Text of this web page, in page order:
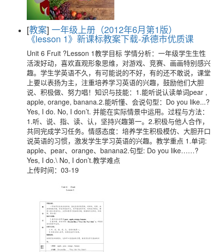
[教案] 一年级上册（2012年6月第1版）
《lesson 1》新课标教案下载-承德市优质课
Unit 6 Fruit ?Lesson 1教学目标 学情分析：一年级学生生性
活泼好动，喜欢直观形象思维，对游戏、竞赛、画画特别感兴
趣。学生学英语不久，有可能说的不好，有的还不敢说，课堂
上要以表扬为主，注重培养学习英语的兴趣，鼓励他们大胆
说、积极做、努力唱！知识与技能：1.能听说认读单词pear ,
apple, orange, banana.2.能听懂、会说句型：Do you like...?
Yes, I do. No, I don’t. 并能在实际情景中运用。过程与方法：
1.听、说、指、读、认，坚持兴趣第一。2.积极与他人合作，
共同完成学习任务。情感态度：培养学生积极模仿、大胆开口
说英语的习惯，激发学生学习英语的兴趣。教学重点 1.单词:
apple、pear、orange、banana2.句型: Do you like……?
Yes, I do.\ No, I don’t.教学难点
上传时间：03-19